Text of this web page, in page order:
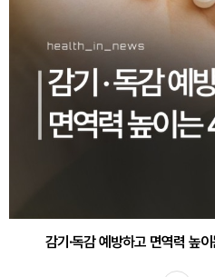
감기·독감 예방하고 면역력 높